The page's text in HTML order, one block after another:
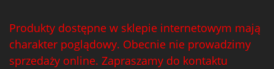
Produkty dostępne w sklepie internetowym mają
charakter poglądowy. Obecnie nie prowadzimy
sprzedaży online. Zapraszamy do kontaktu